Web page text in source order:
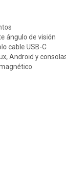
ángulo de visión
cable USB-C
Android y